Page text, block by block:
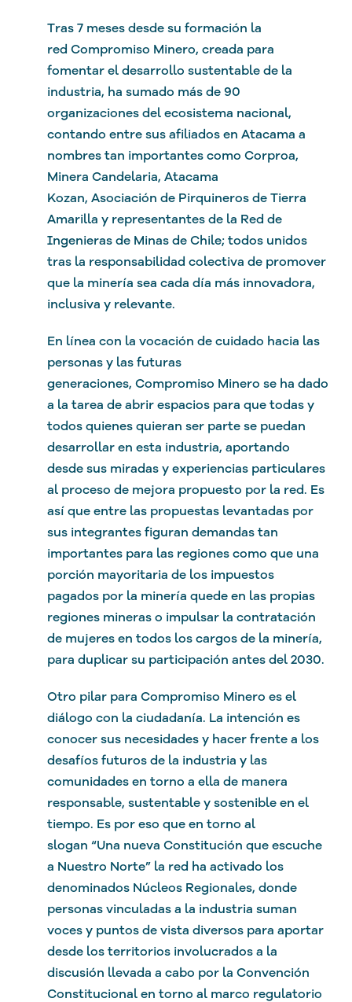
Tras 7 meses desde su formación la
red Compromiso Minero, creada para
fomentar el desarrollo sustentable de la
industria, ha sumado más de 90
organizaciones del ecosistema nacional,
contando entre sus afiliados en Atacama a
nombres tan importantes como Corproa,
Minera Candelaria, Atacama
Kozan, Asociación de Pirquineros de Tierra
Amarilla y representantes de la Red de
Ingenieras de Minas de Chile; todos unidos
tras la responsabilidad colectiva de promover
que la minería sea cada día más innovadora,
inclusiva y relevante.
En línea con la vocación de cuidado hacia las
personas y las futuras
generaciones, Compromiso Minero se ha dado
a la tarea de abrir espacios para que todas y
todos quienes quieran ser parte se puedan
desarrollar en esta industria, aportando
desde sus miradas y experiencias particulares
al proceso de mejora propuesto por la red. Es
así que entre las propuestas levantadas por
sus integrantes figuran demandas tan
importantes para las regiones como que una
porción mayoritaria de los impuestos
pagados por la minería quede en las propias
regiones mineras o impulsar la contratación
de mujeres en todos los cargos de la minería,
para duplicar su participación antes del 2030.
Otro pilar para Compromiso Minero es el
diálogo con la ciudadanía. La intención es
conocer sus necesidades y hacer frente a los
desafíos futuros de la industria y las
comunidades en torno a ella de manera
responsable, sustentable y sostenible en el
tiempo. Es por eso que en torno al
slogan “Una nueva Constitución que escuche
a Nuestro Norte” la red ha activado los
denominados Núcleos Regionales, donde
personas vinculadas a la industria suman
voces y puntos de vista diversos para aportar
desde los territorios involucrados a la
discusión llevada a cabo por la Convención
Constitucional en torno al marco regulatorio